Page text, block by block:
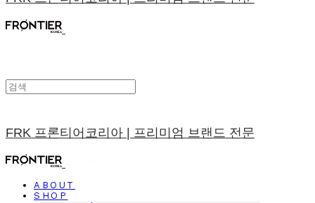
FRK 프론티어코리아 | 프리미엄 브랜드 전문
ABOUT
SHOP